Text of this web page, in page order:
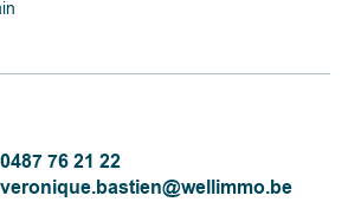
0487 76 21 22
veronique.bastien@wellimmo.be